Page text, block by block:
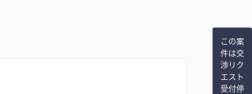
この案
件は交
渉リク
エスト
受付停